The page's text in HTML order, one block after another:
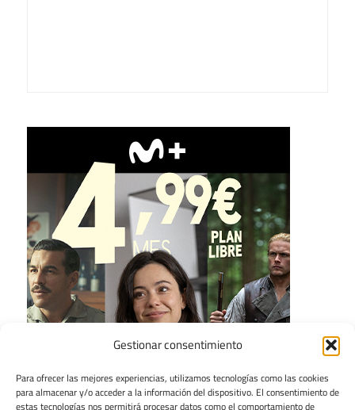
Gestionar consentimiento
Para ofrecer las mejores experiencias, utilizamos tecnologías como las cookies
para almacenar y/o acceder a la información del dispositivo. El consentimiento de
estas tecnologías nos permitirá procesar datos como el comportamiento de